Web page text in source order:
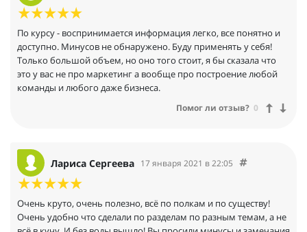
По курсу - воспринимается информация легко, все понятно и
доступно. Минусов не обнаружено. Буду применять у себя!
Только большой объем, но оно того стоит, я бы сказала что
это у вас не про маркетинг а вообще про построение любой
команды и любого даже бизнеса.
Помог ли отзыв? 0
Лариса Сергеева 17 января 2021 в 22:05
Очень круто, очень полезно, всё по полкам и по существу!
Очень удобно что сделали по разделам по разным темам, а не